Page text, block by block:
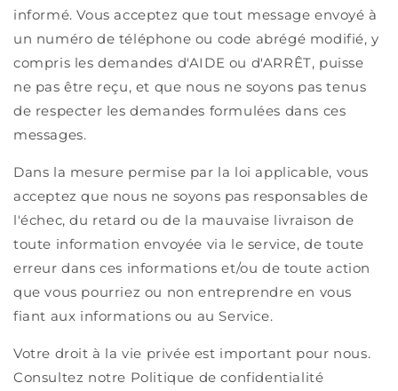
informé. Vous acceptez que tout message envoyé à
un numéro de téléphone ou code abrégé modifié, y
compris les demandes d'AIDE ou d'ARRÊT, puisse
ne pas être reçu, et que nous ne soyons pas tenus
de respecter les demandes formulées dans ces
messages.
Dans la mesure permise par la loi applicable, vous
acceptez que nous ne soyons pas responsables de
l'échec, du retard ou de la mauvaise livraison de
toute information envoyée via le service, de toute
erreur dans ces informations et/ou de toute action
que vous pourriez ou non entreprendre en vous
fiant aux informations ou au Service.
Votre droit à la vie privée est important pour nous.
Consultez notre Politique de confidentialité